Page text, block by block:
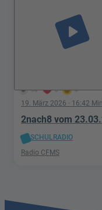
58 0 0
play_arrow
19. März 2026 · 16:42 Min
2nach8 vom
SCHULRADIO
Radio CFMS